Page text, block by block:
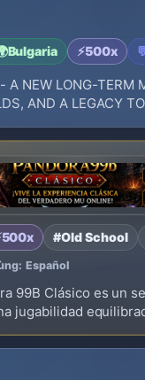
Bulgaria ⚡500x
A NEW LONG-TERM
AND A LEGACY
500x #Old School
Español
99B Clásico es un
jugabilidad